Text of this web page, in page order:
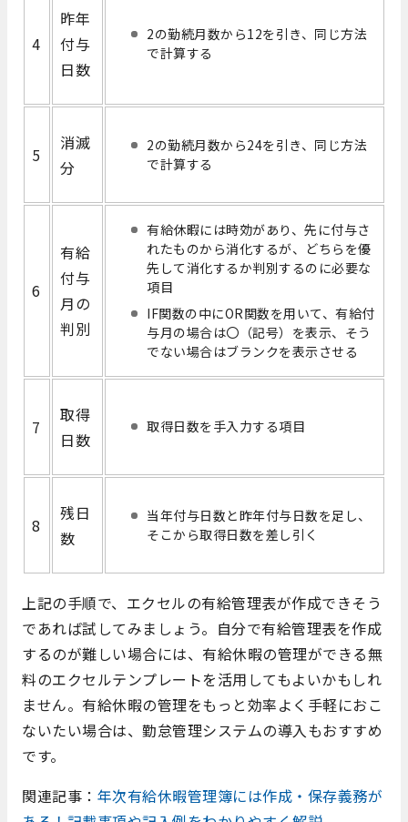
4
昨年
付与
日数
2の勤続月数から12を引き、同じ方法
で計算する
5
消滅
分
2の勤続月数から24を引き、同じ方法
で計算する
6
有給
付与
月の
判別
有給休暇には時効があり、先に付与さ
れたものから消化するが、どちらを優
先して消化するか判別するのに必要な
項目
IF関数の中にOR関数を用いて、有給付
与月の場合は〇（記号）を表示、そう
でない場合はブランクを表示させる
7
取得
日数
取得日数を手入力する項目
8
残日
数
当年付与日数と昨年付与日数を足し、
そこから取得日数を差し引く
上記の手順で、エクセルの有給管理表が作成できそう
であれば試してみましょう。自分で有給管理表を作成
するのが難しい場合には、有給休暇の管理ができる無
料のエクセルテンプレートを活用してもよいかもしれ
ません。有給休暇の管理をもっと効率よく手軽におこ
ないたい場合は、勤怠管理システムの導入もおすすめ
です。
関連記事： 年次有給休暇管理簿には作成・保存義務が